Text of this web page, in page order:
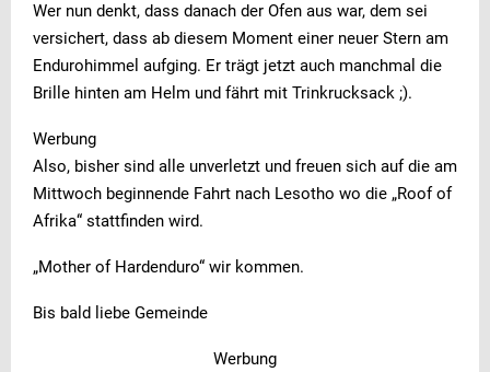
Wer nun denkt, dass danach der Ofen aus war, dem sei
versichert, dass ab diesem Moment einer neuer Stern am
Endurohimmel aufging. Er trägt jetzt auch manchmal die
Brille hinten am Helm und fährt mit Trinkrucksack ;).
Werbung
Also, bisher sind alle unverletzt und freuen sich auf die am
Mittwoch beginnende Fahrt nach Lesotho wo die „Roof of
Afrika“ stattfinden wird.
„Mother of Hardenduro“ wir kommen.
Bis bald liebe Gemeinde
Werbung